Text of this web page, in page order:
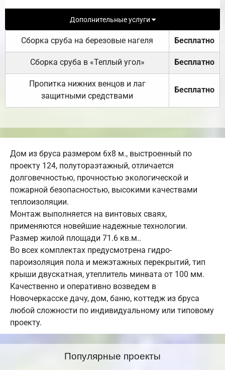
Дополнительные услуги
Сборка сруба на березовые нагеля Бесплатно
Сборка сруба в «Теплый угол» Бесплатно
Пропитка нижних венцов и лаг
защитными средствами
Бесплатно
Дом из бруса размером 6х8 м., выстроенный по
проекту 124, полутораэтажный, отличается
долговечностью, прочностью экологической и
пожарной безопасностью, высокими качествами
теплоизоляции.
Монтаж выполняется на винтовых сваях,
применяются новейшие надежные технологии.
Размер жилой площади 71.6 кв.м..
Во всех комплектах предусмотрена гидро-
пароизоляция пола и межэтажных перекрытий, тип
крыши двускатная, утеплитель минвата от 100 мм.
Качественно и оперативно возведем в
Новочеркасске дачу, дом, баню, коттедж из бруса
любой сложности по индивидуальному или типовому
проекту.
Популярные проекты